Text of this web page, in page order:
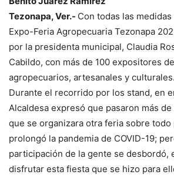
Tezonapa, Ver.- Con todas las
Expo-Feria Agropecuaria Tezonapa
por la presidenta municipal, Claudia
Cabildo, con más de 100 expositores
agropecuarios, artesanales y culturales.
Durante el recorrido por los stand, en
Alcaldesa expresó que pasaron más
que se organizara otra feria sobre todo
prolongó la pandemia de COVID-19;
participación de la gente se desbordó,
disfrutar esta fiesta que se hizo para